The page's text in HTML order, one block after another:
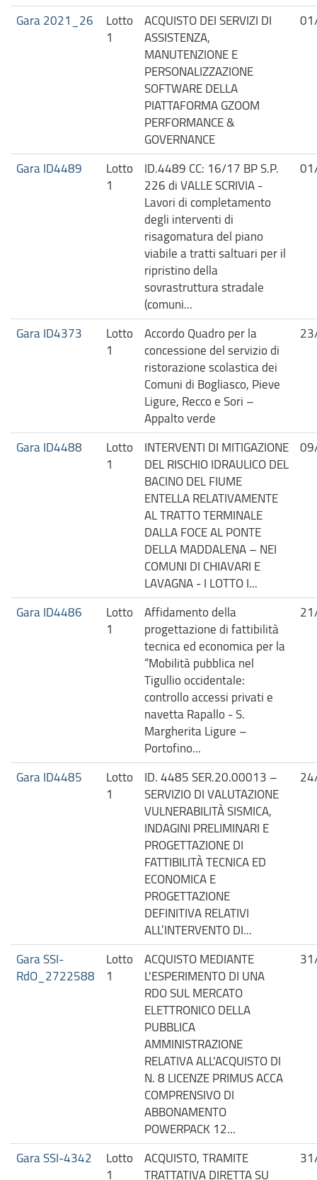
Gara 2021_26
Lotto
1
ACQUISTO DEI SERVIZI DI
ASSISTENZA,
MANUTENZIONE E
PERSONALIZZAZIONE
SOFTWARE DELLA
PIATTAFORMA GZOOM
PERFORMANCE &
GOVERNANCE
Gara ID4489
Lotto
1
ID.4489 CC: 16/17 BP S.P.
226 di VALLE SCRIVIA -
Lavori di completamento
degli interventi di
risagomatura del piano
viabile a tratti saltuari per il
ripristino della
sovrastruttura stradale
(comuni...
Gara ID4373
Lotto
1
Accordo Quadro per la
concessione del servizio di
ristorazione scolastica dei
Comuni di Bogliasco, Pieve
Ligure, Recco e Sori –
Appalto verde
Gara ID4488
Lotto
1
INTERVENTI DI MITIGAZIONE
DEL RISCHIO IDRAULICO DEL
BACINO DEL FIUME
ENTELLA RELATIVAMENTE
AL TRATTO TERMINALE
DALLA FOCE AL PONTE
DELLA MADDALENA – NEI
COMUNI DI CHIAVARI E
LAVAGNA - I LOTTO I...
Gara ID4486
Lotto
1
Affidamento della
progettazione di fattibilità
tecnica ed economica per la
“Mobilità pubblica nel
Tigullio occidentale:
controllo accessi privati e
navetta Rapallo - S.
Margherita Ligure –
Portofino...
Gara ID4485
Lotto
1
ID. 4485 SER.20.00013 –
SERVIZIO DI VALUTAZIONE
VULNERABILITÀ SISMICA,
INDAGINI PRELIMINARI E
PROGETTAZIONE DI
FATTIBILITÀ TECNICA ED
ECONOMICA E
PROGETTAZIONE
DEFINITIVA RELATIVI
ALL’INTERVENTO DI...
Gara SSI-
RdO_2722588
Lotto
1
ACQUISTO MEDIANTE
L'ESPERIMENTO DI UNA
RDO SUL MERCATO
ELETTRONICO DELLA
PUBBLICA
AMMINISTRAZIONE
RELATIVA ALL'ACQUISTO DI
N. 8 LICENZE PRIMUS ACCA
COMPRENSIVO DI
ABBONAMENTO
POWERPACK 12...
Gara SSI-4342
Lotto
1
ACQUISTO, TRAMITE
TRATTATIVA DIRETTA SU